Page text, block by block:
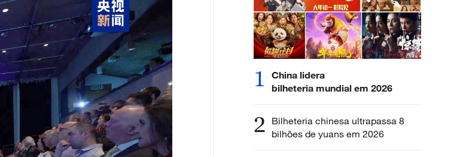
1
China lidera
bilheteria mundial em 2026
2 Bilheteria chinesa ultrapassa 8
bilhões de yuans em 2026